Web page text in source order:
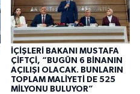
İÇİŞLERİ BAKANI MUSTAFA
ÇİFTÇİ, “BUGÜN 6 BİNANIN
AÇILIŞI OLACAK. BUNLARIN
TOPLAM MALİYETİ DE 525
MİLYONU BULUYOR”